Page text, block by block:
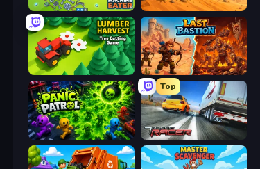
Machine Eater Desert Tycoon
Lumber Harvest: Tree Cutting Game Last Bastion
Panic Patrol
Top
Traffic Racer